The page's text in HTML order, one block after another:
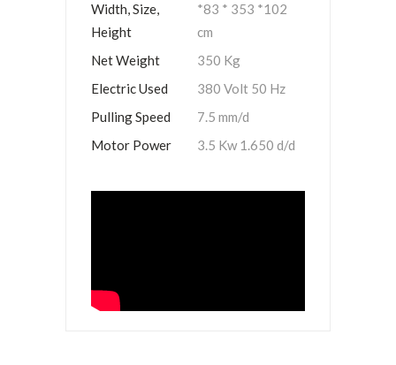
Width, Size,
Height
*83 * 353 *102
cm
Net Weight
350 Kg
Electric Used
380 Volt 50 Hz
Pulling Speed
7.5 mm/d
Motor Power
3.5 Kw 1.650 d/d